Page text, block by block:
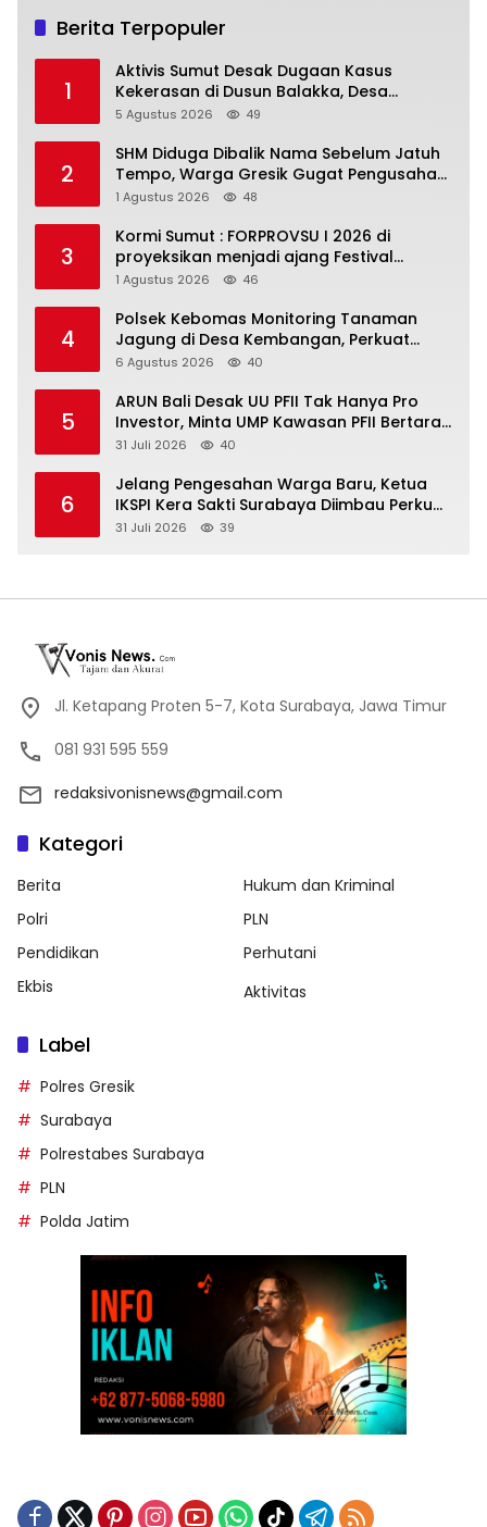
Berita Terpopuler
1
Aktivis Sumut Desak Dugaan Kasus
Kekerasan di Dusun Balakka, Desa
Gunung Malintang Diusut Tuntas
5 Agustus 2026 49
2
SHM Diduga Dibalik Nama Sebelum Jatuh
Tempo, Warga Gresik Gugat Pengusaha
Rokok dan Somasi Kepala Desa
1 Agustus 2026 48
3
Kormi Sumut : FORPROVSU I 2026 di
proyeksikan menjadi ajang Festival
Olahraga Masyarakat dengan Pegiat
1 Agustus 2026 46
4
Polsek Kebomas Monitoring Tanaman
Jagung di Desa Kembangan, Perkuat
Dukungan Ketahanan Pangan Nasional
6 Agustus 2026 40
5
ARUN Bali Desak UU PFII Tak Hanya Pro
Investor, Minta UMP Kawasan PFII Bertaraf
Internasional
31 Juli 2026 40
6
Jelang Pengesahan Warga Baru, Ketua
IKSPI Kera Sakti Surabaya Diimbau Perkuat
Pembinaan dan Jaga Kondusivitas
31 Juli 2026 39
Jl. Ketapang Proten 5-7, Kota Surabaya, Jawa Timur
081 931 595 559
redaksivonisnews@gmail.com
Kategori
Berita
Hukum dan Kriminal
Polri
PLN
Pendidikan
Perhutani
Ekbis
Aktivitas
Label
Polres Gresik
Surabaya
Polrestabes Surabaya
PLN
Polda Jatim